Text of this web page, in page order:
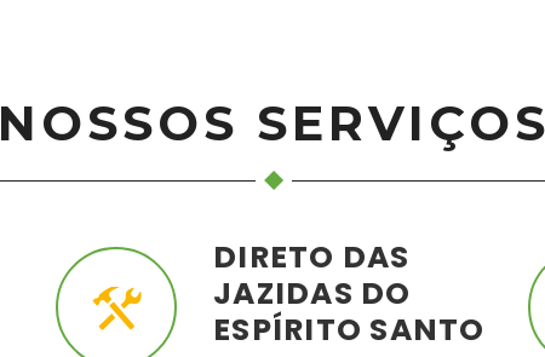
NOSSOS
DIRETO DAS
JAZIDAS DO
ESPÍRITO SANTO